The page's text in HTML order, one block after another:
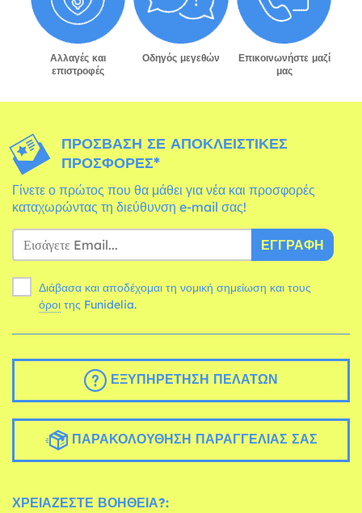
Αλλαγές και
επιστροφές
Οδηγός μεγεθών
Επικοινωνήστε μαζί
μας
ΠΡΌΣΒΑΣΗ ΣΕ ΑΠΟΚΛΕΙΣΤΙΚΈΣ
ΠΡΟΣΦΟΡΈΣ*
Γίνετε ο πρώτος που θα μάθει για νέα και προσφορές
καταχωρώντας τη διεύθυνση e-mail σας!
ΕΓΓΡΑΦΉ
Διάβασα και αποδέχομαι τη νομική σημείωση και τους
όροι της Funidelia.
ΕΞΥΠΗΡΈΤΗΣΗ ΠΕΛΑΤΏΝ
ΠΑΡΑΚΟΛΟΎΘΗΣΗ ΠΑΡΑΓΓΕΛΊΑΣ ΣΑΣ
ΧΡΕΙΆΖΕΣΤΕ ΒΟΉΘΕΙΑ?: